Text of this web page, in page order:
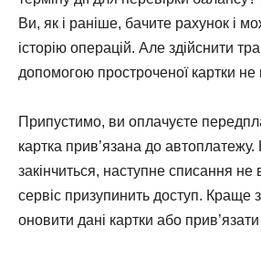
Ви, як і раніше, бачите рахунок і
історію операцій. Але здійснити
допомогою простроченої картки не
Припустимо, ви оплачуєте
картка прив’язана до автоплатежу.
закінчиться, наступне списання не
сервіс призупинить доступ. Краще
оновити дані картки або